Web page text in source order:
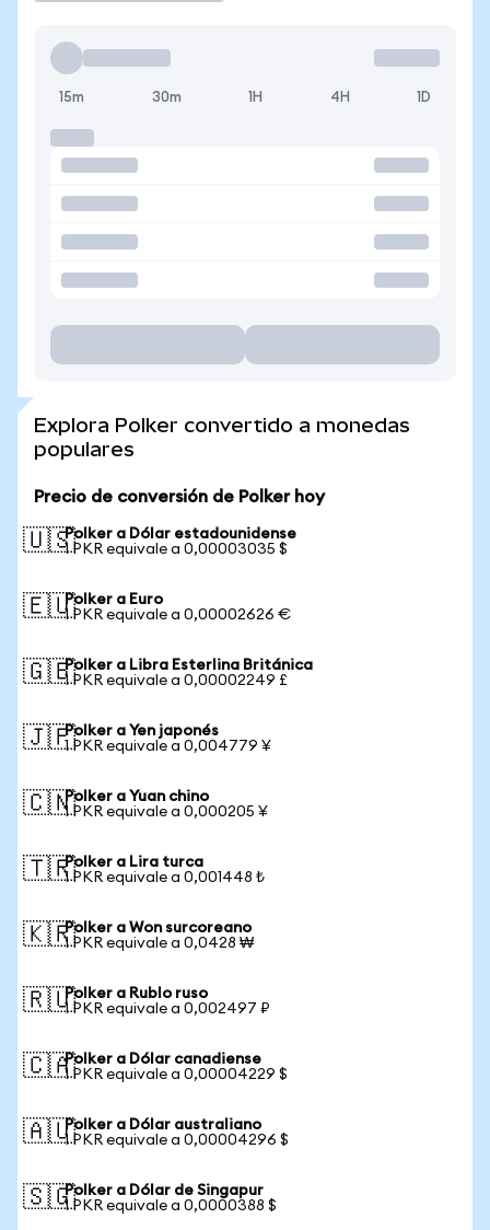
15m 30m 1H 4H 1D
Explora Polker convertido a monedas
populares
Precio de conversión de Polker hoy
🇺🇸Polker a Dólar estadounidense
1 PKR equivale a 0,00003035 $
🇪🇺Polker a Euro
1 PKR equivale a 0,00002626 €
🇬🇧Polker a Libra Esterlina Británica
1 PKR equivale a 0,00002249 £
🇯🇵Polker a Yen japonés
1 PKR equivale a 0,004779 ¥
🇨🇳Polker a Yuan chino
1 PKR equivale a 0,000205 ¥
🇹🇷Polker a Lira turca
1 PKR equivale a 0,001448 ₺
🇰🇷Polker a Won surcoreano
1 PKR equivale a 0,0428 ₩
🇷🇺Polker a Rublo ruso
1 PKR equivale a 0,002497 ₽
🇨🇦Polker a Dólar canadiense
1 PKR equivale a 0,00004229 $
🇦🇺Polker a Dólar australiano
1 PKR equivale a 0,00004296 $
🇸🇬Polker a Dólar de Singapur
1 PKR equivale a 0,0000388 $